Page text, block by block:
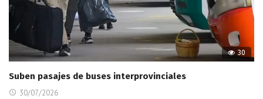
30
Suben pasajes de buses interprovinciales
30/07/2026